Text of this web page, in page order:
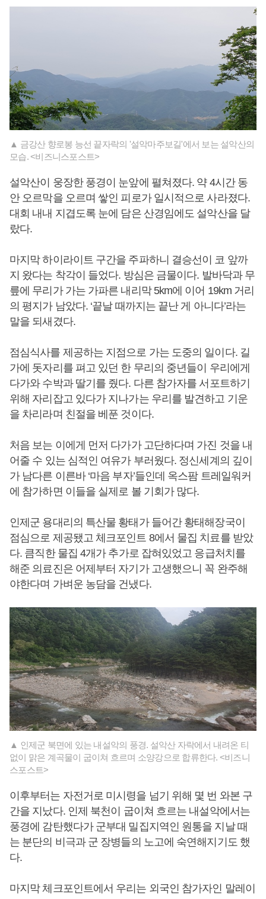
▲ 금강산 향로봉 능선 끝자락의 '설악마주보길'에서 보는 설악산의
모습. <비즈니스포스트>
설악산이 웅장한 풍경이 눈앞에 펼쳐졌다. 약 4시간 동
안 오르막을 오르며 쌓인 피로가 일시적으로 사라졌다.
대회 내내 지겹도록 눈에 담은 산경임에도 설악산을 달
랐다.
마지막 하이라이트 구간을 주파하니 결승선이 코 앞까
지 왔다는 착각이 들었다. 방심은 금물이다. 발바닥과 무
릎에 무리가 가는 가파른 내리막 5km에 이어 19km 거리
의 평지가 남았다. ‘끝날 때까지는 끝난 게 아니다’라는
말을 되새겼다.
점심식사를 제공하는 지점으로 가는 도중의 일이다. 길
가에 돗자리를 펴고 있던 한 무리의 중년들이 우리에게
다가와 수박과 딸기를 줬다. 다른 참가자를 서포트하기
위해 자리잡고 있다가 지나가는 우리를 발견하고 기운
을 차리라며 친절을 베푼 것이다.
처음 보는 이에게 먼저 다가가 고단하다며 가진 것을 내
어줄 수 있는 심적인 여유가 부러웠다. 정신세계의 깊이
가 남다른 이른바 ‘마음 부자’들인데 옥스팜 트레일워커
에 참가하면 이들을 실제로 볼 기회가 많다.
인제군 용대리의 특산물 황태가 들어간 황태해장국이
점심으로 제공됐고 체크포인트 8에서 물집 치료를 받았
다. 큼직한 물집 4개가 추가로 잡혀있었고 응급처치를
해준 의료진은 어제부터 자기가 고생했으니 꼭 완주해
야한다며 가벼운 농담을 건냈다.
▲ 인제군 북면에 있는 내설악의 풍경. 설악산 자락에서 내려온 티
없이 맑은 계곡물이 굽이쳐 흐르며 소양강으로 합류한다. <비즈니
스포스트>
이후부터는 자전거로 미시령을 넘기 위해 몇 번 와본 구
간을 지났다. 인제 북천이 굽이쳐 흐르는 내설악에서는
풍경에 감탄했다가 군부대 밀집지역인 원통을 지날 때
는 분단의 비극과 군 장병들의 노고에 숙연해지기도 했
다.
마지막 체크포인트에서 우리는 외국인 참가자인 말레이